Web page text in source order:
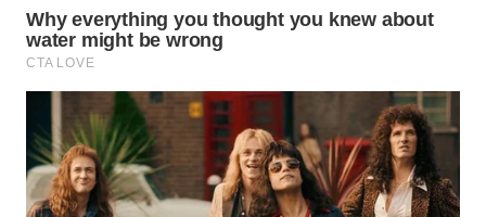
KUNINGAN
WN
MAJALENGKA
WN
SUBANG